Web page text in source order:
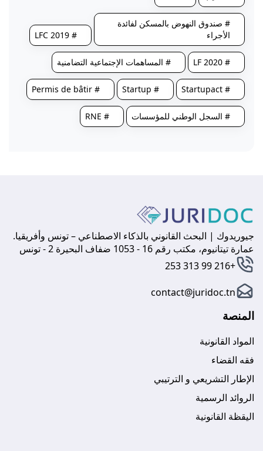
# صندوق النهوض بالمسكن لفائدة
الأجراء
# LFC 2019
# LF 2020 # المساهمات الإجتماعية التضامنية
# Startupact
# Startup
# Permis de bâtir
# السجل الوطني للمؤسسات # RNE
جيوريدوك | البحث القانوني بالذكاء الاصطناعي – تونس وأفريقيا.
عمارة تيتانيوم، مكتب رقم 16 - 1053 ضفاف البحيرة 2 - تونس
+216 99 313 253
contact@juridoc.tn
المنصة
المواد القانونية
فقه القضاء
الإطار التشريعي و الترتيبي
الروائد الرسمية
اليقظة القانونية